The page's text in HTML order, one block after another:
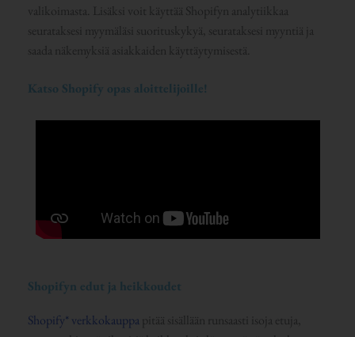
valikoimasta. Lisäksi voit käyttää Shopifyn analytiikkaa
seurataksesi myymäläsi suorituskykyä, seurataksesi myyntiä ja
saada näkemyksiä asiakkaiden käyttäytymisestä.
Katso Shopify opas aloittelijoille!
Shopifyn edut ja heikkoudet
Shopify* verkkokauppapitää sisällään runsaasti isoja etuja,